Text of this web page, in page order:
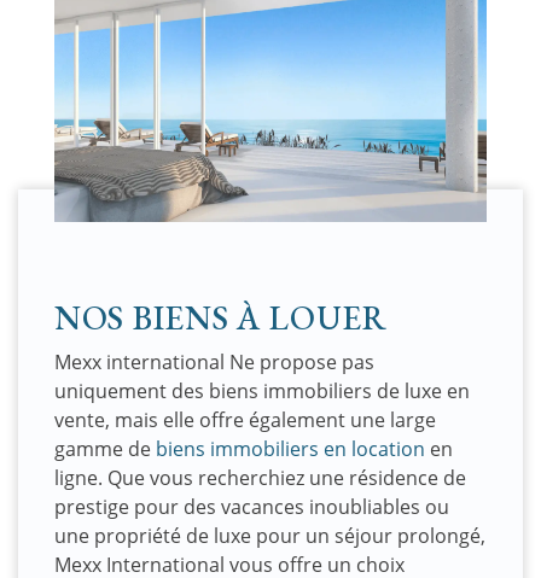
NOS BIENS À LOUER
Mexx international Ne propose pas
uniquement des biens immobiliers de luxe en
vente, mais elle offre également une large
gamme de biens immobiliers en location en
ligne. Que vous recherchiez une résidence de
prestige pour des vacances inoubliables ou
une propriété de luxe pour un séjour prolongé,
Mexx International vous offre un choix